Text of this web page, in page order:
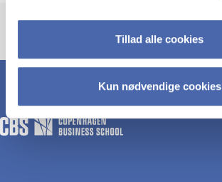
Tillad alle cookies
Kun nødvendige cookies